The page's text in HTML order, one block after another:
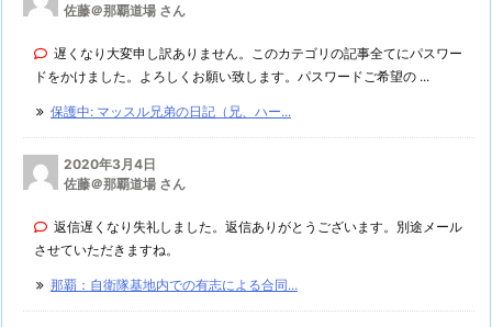
佐藤＠那覇道場 さん
遅くなり大変申し訳ありません。このカテゴリの記事全てにパスワー
ドをかけました。よろしくお願い致します。パスワードご希望の ...
保護中: マッスル兄弟の日記（兄、ハー...
2020年3月4日
佐藤＠那覇道場 さん
返信遅くなり失礼しました。返信ありがとうございます。別途メール
させていただきますね。
那覇：自衛隊基地内での有志による合同...